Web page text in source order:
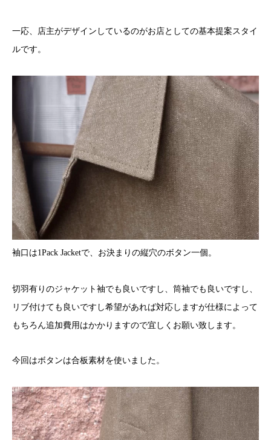
一応、店主がデザインしているのがお店としての基本提案スタイ
ルです。
袖口は1Pack Jacketで、お決まりの縦穴のボタン一個。
切羽有りのジャケット袖でも良いですし、筒袖でも良いですし、
リブ付けても良いですし希望があれば対応しますが仕様によって
もちろん追加費用はかかりますので宜しくお願い致します。
今回はボタンは合板素材を使いました。